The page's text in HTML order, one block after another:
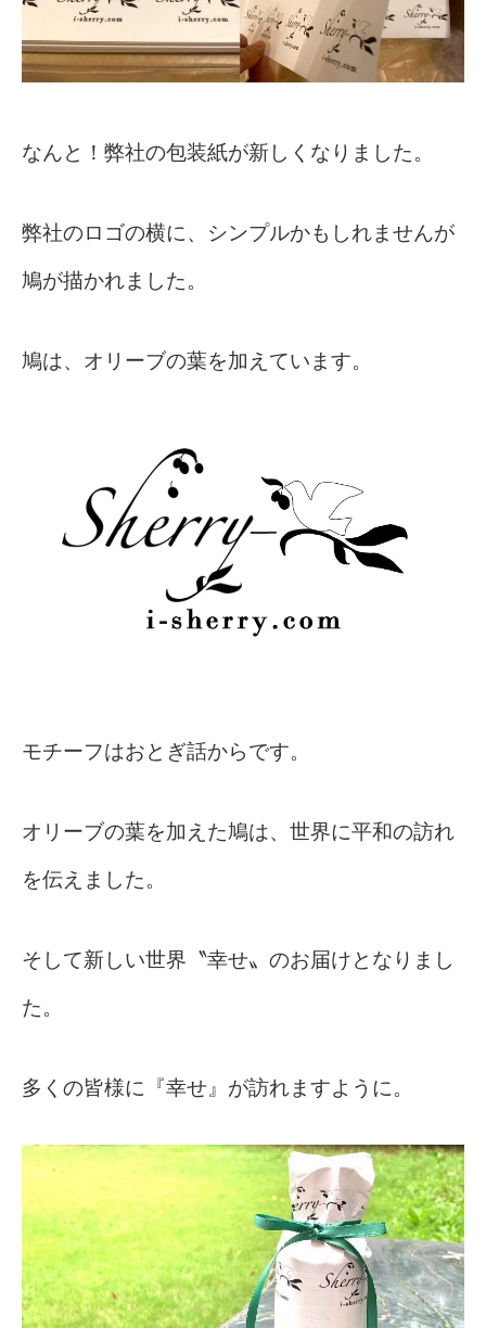
なんと！弊社の包装紙が新しくなりました。
弊社のロゴの横に、シンプルかもしれませんが
鳩が描かれました。
鳩は、オリーブの葉を加えています。
モチーフはおとぎ話からです。
オリーブの葉を加えた鳩は、世界に平和の訪れ
を伝えました。
そして新しい世界〝幸せ〟のお届けとなりまし
た。
多くの皆様に『幸せ』が訪れますように。